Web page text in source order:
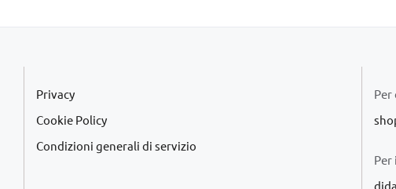
Privacy
Cookie Policy
Condizioni generali di servizio
Per
Per